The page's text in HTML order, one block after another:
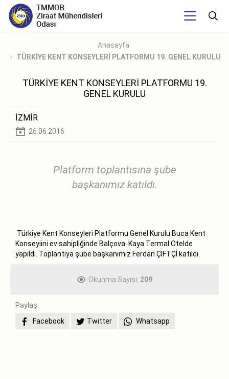
Anasayfa
TÜRKİYE KENT KONSEYLERİ PLATFORMU 19. GENEL KURULU
TÜRKİYE KENT KONSEYLERİ PLATFORMU 19.
GENEL KURULU
İZMİR
26.06.2016
Platform toplantısına şube
başkanımız katıldı.
Türkiye Kent Konseyleri Platformu Genel Kurulu Buca Kent
Konseyiini ev sahipliğinde Balçova Kaya Termal Otelde
yapıldı. Toplantıya şube başkanımız Ferdan ÇİFTÇİ katıldı.
Okunma Sayısı: 209
Paylaş:
Facebook
Twitter Whatsapp